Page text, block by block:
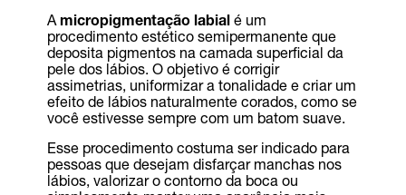
A micropigmentação labial é um
procedimento estético semipermanente que
deposita pigmentos na camada superficial da
pele dos lábios. O objetivo é corrigir
assimetrias, uniformizar a tonalidade e criar um
efeito de lábios naturalmente corados, como se
você estivesse sempre com um batom suave.
Esse procedimento costuma ser indicado para
pessoas que desejam disfarçar manchas nos
lábios, valorizar o contorno da boca ou